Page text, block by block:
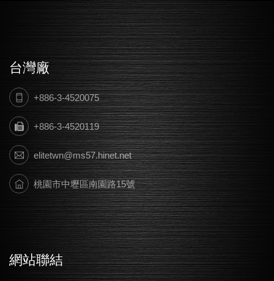
台灣廠
+886-3-4520075
+886-3-4520119
elitetwn@ms57.hinet.net
桃園市中壢區南園路15號
網站聯結